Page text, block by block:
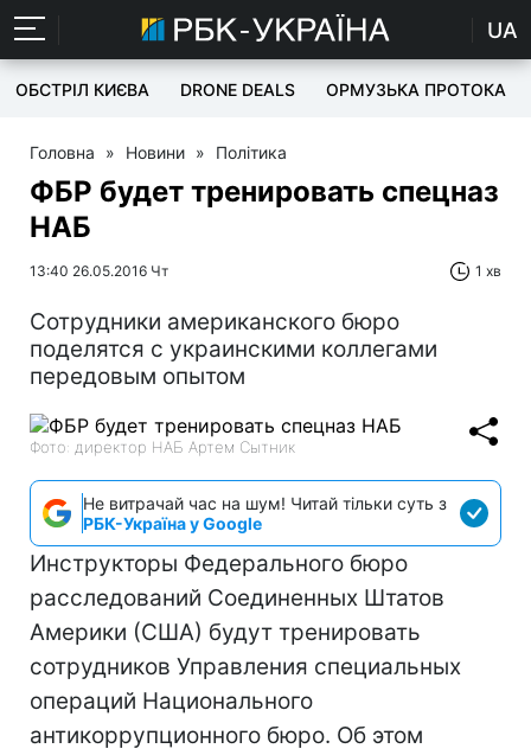
UA
ОБСТРІЛ КИЄВА DRONE DEALS ОРМУЗЬКА ПРОТОКА
Головна » Новини » Політика
ФБР будет тренировать спецназ
НАБ
13:40 26.05.2016 Чт 1 хв
Сотрудники американского бюро
поделятся с украинскими коллегами
передовым опытом
Фото: директор НАБ Артем Сытник
Не витрачай час на шум! Читай тільки суть з
РБК-Україна у Google
Инструкторы Федерального бюро
расследований Соединенных Штатов
Америки (США) будут тренировать
сотрудников Управления специальных
операций Национального
антикоррупционного бюро. Об этом